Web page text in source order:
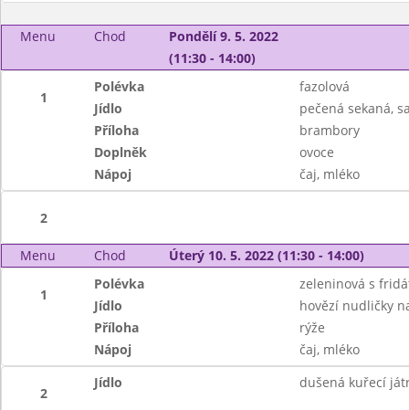
Menu Chod
Pondělí 9. 5. 2022
(11:30 - 14:00)
1
Polévka
fazolová
Jídlo
pečená sekaná,
Příloha
brambory
Doplněk
ovoce
Nápoj
čaj, mléko
2
Menu Chod Úterý 10. 5. 2022 (11:30 - 14:00)
1
Polévka
zeleninová s
Jídlo
hovězí nudličky
Příloha
rýže
Nápoj
čaj, mléko
2
Jídlo dušená kuřecí